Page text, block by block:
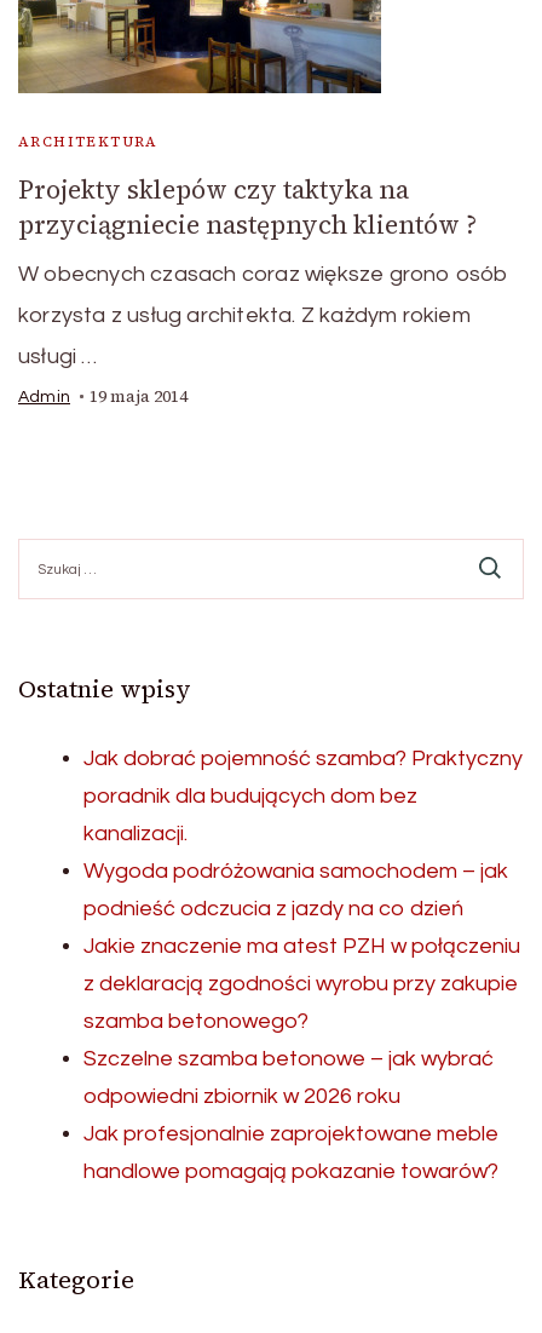
ARCHITEKTURA
Projekty sklepów czy taktyka na
przyciągniecie następnych klientów ?
W obecnych czasach coraz większe grono osób
korzysta z usług architekta. Z każdym rokiem
usługi …
Admin 19 maja 2014
Ostatnie wpisy
Jak dobrać pojemność szamba? Praktyczny
poradnik dla budujących dom bez
kanalizacji.
Wygoda podróżowania samochodem – jak
podnieść odczucia z jazdy na co dzień
Jakie znaczenie ma atest PZH w połączeniu
z deklaracją zgodności wyrobu przy zakupie
szamba betonowego?
Szczelne szamba betonowe – jak wybrać
odpowiedni zbiornik w 2026 roku
Jak profesjonalnie zaprojektowane meble
handlowe pomagają pokazanie towarów?
Kategorie